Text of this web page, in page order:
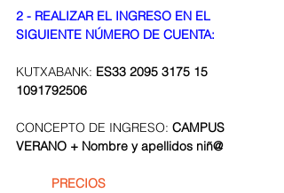
2 - REALIZAR EL INGRESO EN EL
SIGUIENTE NÚMERO DE CUENTA:
KUTXABANK: ES33 2095 3175 15
1091792506
CONCEPTO DE INGRESO: CAMPUS
VERANO + Nombre y apellidos niñ@
PRECIOS